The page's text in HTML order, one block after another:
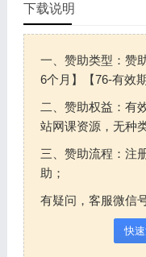
下载说明
一、赞助类型：赞
6个月】【76-有效
二、赞助权益：有
站网课资源，无种
三、赞助流程：
助；
有疑问，客服微信
快